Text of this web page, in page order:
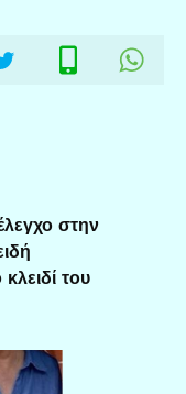
στην
του